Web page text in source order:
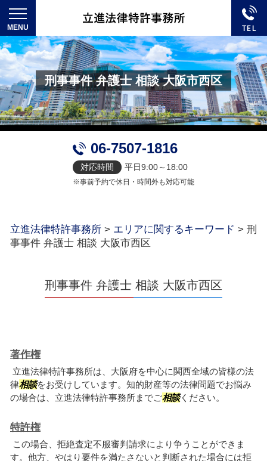
刑事事件 弁護士 相談 大阪市西区
06-7507-1816
対応時間 平日9:00～18:00
※事前予約で休日・時間外も対応可能
立進法律特許事務所 > エリアに関するキーワード > 刑
事事件 弁護士 相談 大阪市西区
刑事事件 弁護士 相談 大阪市西区
著作権
立進法律特許事務所は、大阪府を中心に関西全域の皆様の法
律相談をお受けしています。知的財産等の法律問題でお悩み
の場合は、立進法律特許事務所までご相談ください。
特許権
この場合、拒絶査定不服審判請求により争うことができま
す。他方、やはり要件を満たさないと判断された場合には拒